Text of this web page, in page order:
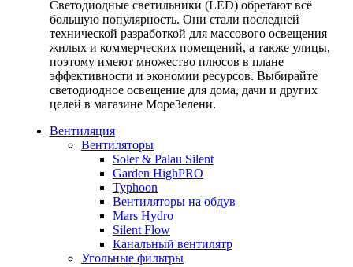
Светодиодные светильники (LED) обретают всё
большую популярность. Они стали последней
технической разработкой для массового освещения
жилых и коммерческих помещений, а также улицы,
поэтому имеют множество плюсов в плане
эффективности и экономии ресурсов. Выбирайте
светодиодное освещение для дома, дачи и других
целей в магазине МореЗелени.
Вентиляция
Вентиляторы
Soler & Palau Silent
Garden HighPRO
Typhoon
Вентиляторы на обдув
Mars Hydro
Silent Flow
Канальный вентилятр
Угольные фильтры